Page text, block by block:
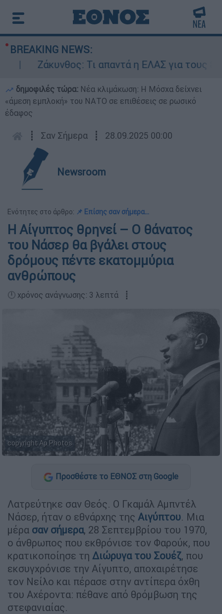
BREAKING NEWS:
Ζάκυνθος: Τι απαντά η ΕΛΑΣ για τους 8
δημοφιλές τώρα: Νέα κλιμάκωση: Η Μόσχα δείχνει
«άμεση εμπλοκή» του ΝΑΤΟ σε επιθέσεις σε ρωσικό
έδαφος
┋ Σαν Σήμερα ┋ 28.09.2025 00:00
Newsroom
Ενότητες στο άρθρο: 📌 Επίσης σαν σήμερα…
Η Αίγυπτος θρηνεί – Ο θάνατος
του Νάσερ θα βγάλει στους
δρόμους πέντε εκατομμύρια
ανθρώπους
🕛 χρόνος ανάγνωσης: 3 λεπτά ┋
copyright Ap Photos
Προσθέστε το ΕΘΝΟΣ στη Google
Λατρεύτηκε σαν Θεός. Ο Γκαμάλ Αμπντέλ
Νάσερ, ήταν ο εθνάρχης της Αιγύπτου. Μια
μέρα σαν σήμερα, 28 Σεπτεμβρίου του 1970,
ο άνθρωπος που εκθρόνισε τον Φαρούκ, που
κρατικοποίησε τη Διώρυγα του Σουέζ, που
εκσυγχρόνισε την Αίγυπτο, αποχαιρέτησε
τον Νείλο και πέρασε στην αντίπερα όχθη
του Αχέροντα: πέθανε από θρόμβωση της
στεφανιαίας.